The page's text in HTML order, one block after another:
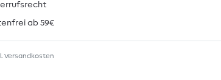
ab 59€
Versandkosten